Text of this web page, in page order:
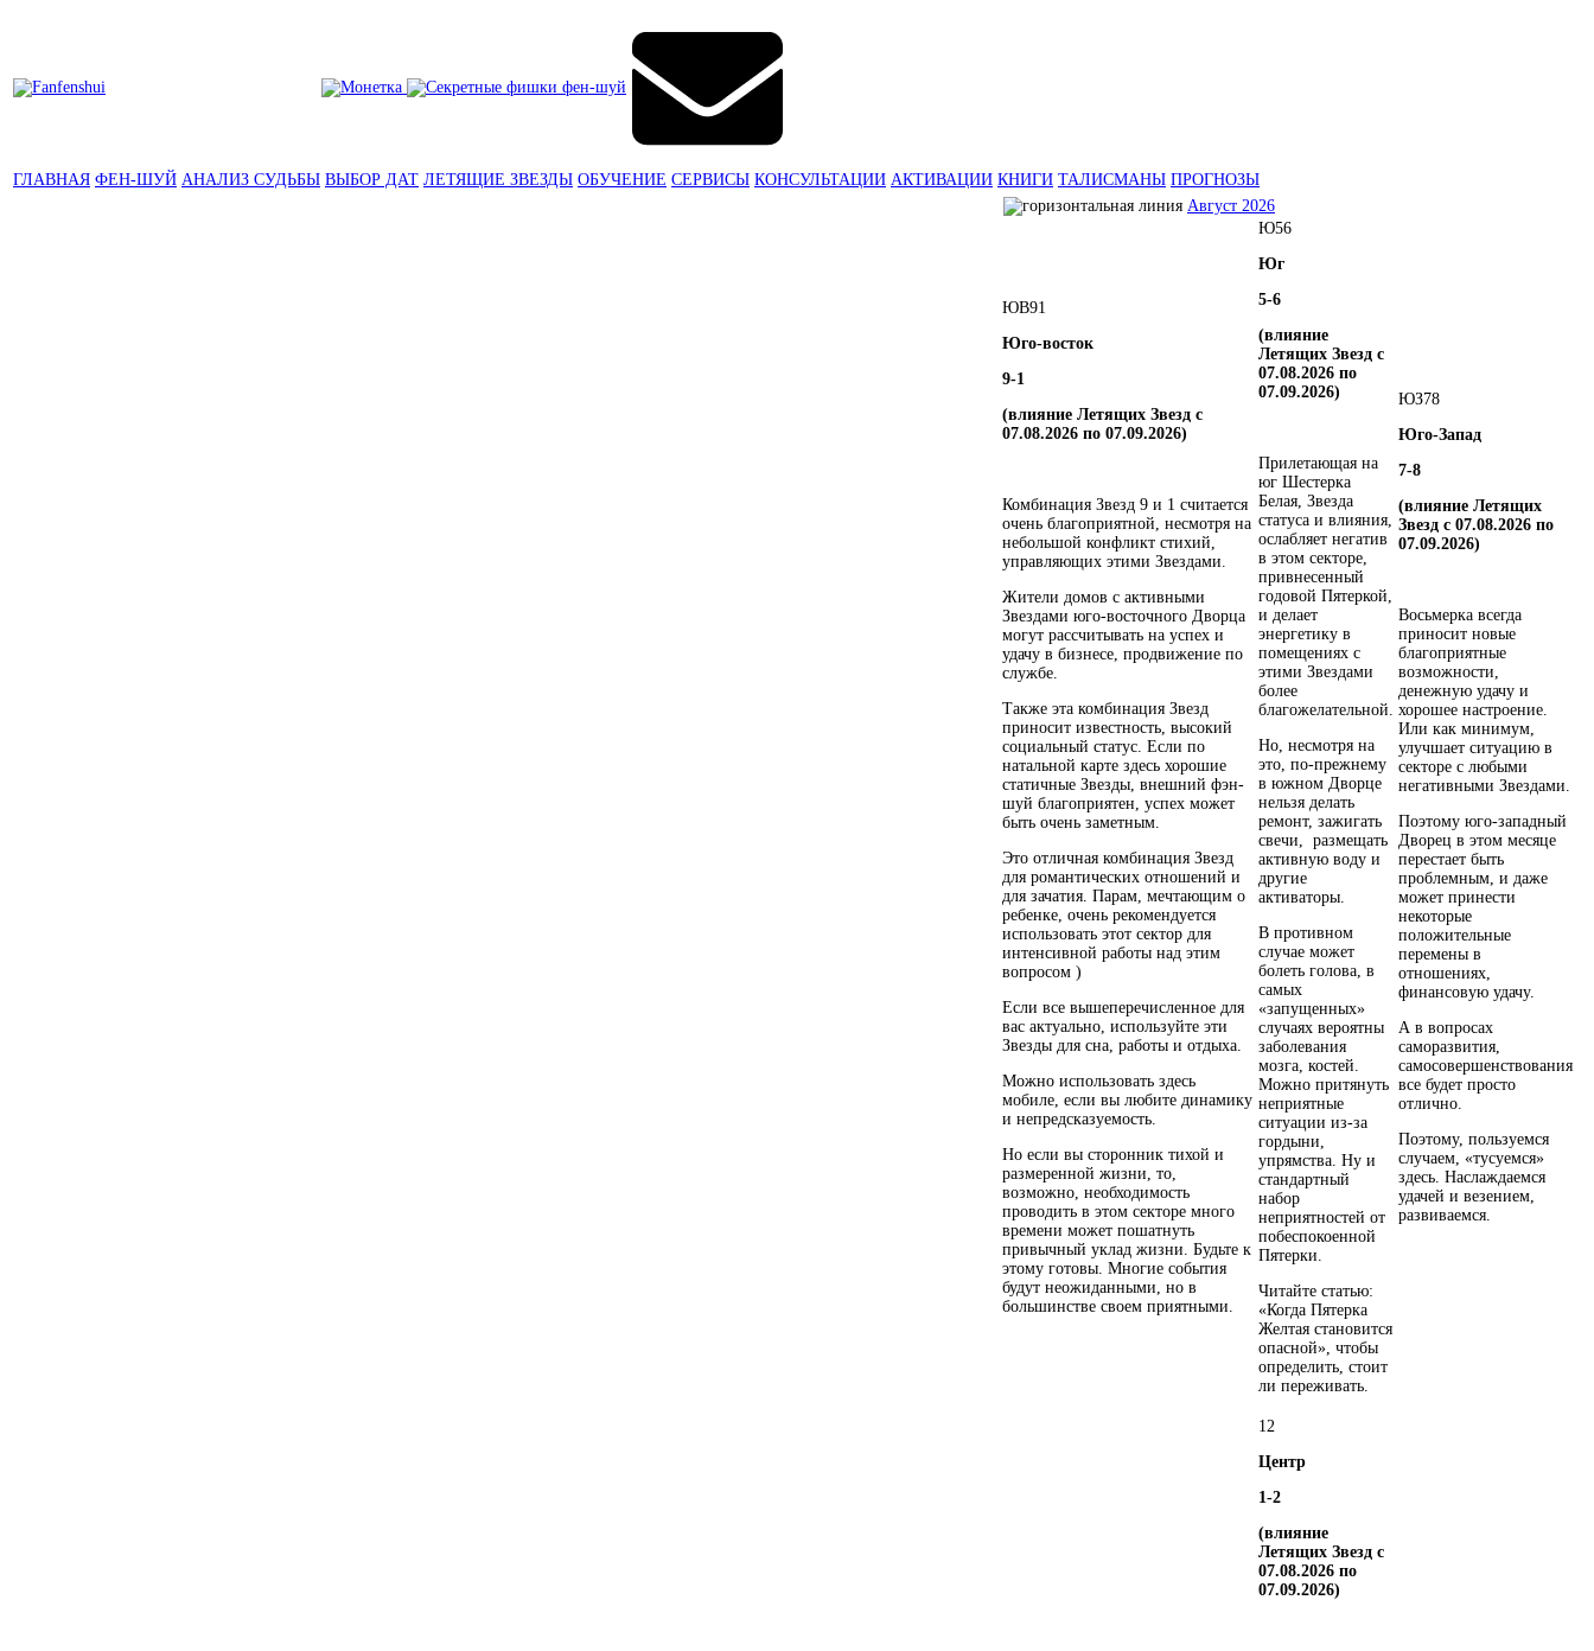
ГЛАВНАЯ ФЕН-ШУЙ АНАЛИЗ СУДЬБЫ ВЫБОР ДАТ ЛЕТЯЩИЕ ЗВЕЗДЫ ОБУЧЕНИЕ СЕРВИСЫ КОНСУЛЬТАЦИИ АКТИВАЦИИ КНИГИ ТАЛИСМАНЫ ПРОГНОЗЫ
Август 2026
ЮВ91
Юго-восток
9-1
(влияние Летящих Звезд с
07.08.2026 по 07.09.2026)
Комбинация Звезд 9 и 1 считается
очень благоприятной, несмотря на
небольшой конфликт стихий,
управляющих этими Звездами.
Жители домов с активными
Звездами юго-восточного Дворца
могут рассчитывать на успех и
удачу в бизнесе, продвижение по
службе.
Также эта комбинация Звезд
приносит известность, высокий
социальный статус. Если по
натальной карте здесь хорошие
статичные Звезды, внешний фэн-
шуй благоприятен, успех может
быть очень заметным.
Это отличная комбинация Звезд
для романтических отношений и
для зачатия. Парам, мечтающим о
ребенке, очень рекомендуется
использовать этот сектор для
интенсивной работы над этим
вопросом )
Если все вышеперечисленное для
вас актуально, используйте эти
Звезды для сна, работы и отдыха.
Можно использовать здесь
мобиле, если вы любите динамику
и непредсказуемость.
Но если вы сторонник тихой и
размеренной жизни, то,
возможно, необходимость
проводить в этом секторе много
времени может пошатнуть
привычный уклад жизни. Будьте к
этому готовы. Многие события
будут неожиданными, но в
большинстве своем приятными.
Ю56
Юг
5-6
(влияние
Летящих Звезд с
07.08.2026 по
07.09.2026)
Прилетающая на
юг Шестерка
Белая, Звезда
статуса и влияния,
ослабляет негатив
в этом секторе,
привнесенный
годовой Пятеркой,
и делает
энергетику в
помещениях с
этими Звездами
более
благожелательной.
Но, несмотря на
это, по-прежнему
в южном Дворце
нельзя делать
ремонт, зажигать
свечи, размещать
активную воду и
другие
активаторы.
В противном
случае может
болеть голова, в
самых
«запущенных»
случаях вероятны
заболевания
мозга, костей.
Можно притянуть
неприятные
ситуации из-за
гордыни,
упрямства. Ну и
стандартный
набор
неприятностей от
побеспокоенной
Пятерки.
Читайте статью:
«Когда Пятерка
Желтая становится
опасной», чтобы
определить, стоит
ли переживать.
ЮЗ78
Юго-Запад
7-8
(влияние Летящих
Звезд с 07.08.2026 по
07.09.2026)
Восьмерка всегда
приносит новые
благоприятные
возможности,
денежную удачу и
хорошее настроение.
Или как минимум,
улучшает ситуацию в
секторе с любыми
негативными Звездами.
Поэтому юго-западный
Дворец в этом месяце
перестает быть
проблемным, и даже
может принести
некоторые
положительные
перемены в
отношениях,
финансовую удачу.
А в вопросах
саморазвития,
самосовершенствования
все будет просто
отлично.
Поэтому, пользуемся
случаем, «тусуемся»
здесь. Наслаждаемся
удачей и везением,
развиваемся.
12
Центр
1-2
(влияние
Летящих Звезд с
07.08.2026 по
07.09.2026)